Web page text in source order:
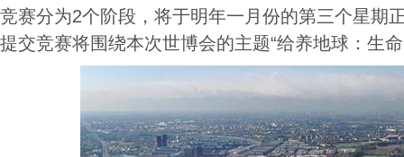
竞赛分为2个阶段，将于明年一月份的第三个星期
提交竞赛将围绕本次世博会的主题“给养地球：生